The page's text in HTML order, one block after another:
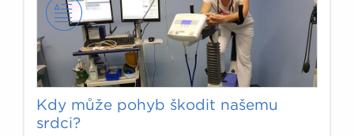
Kdy může pohyb škodit našemu
srdci?